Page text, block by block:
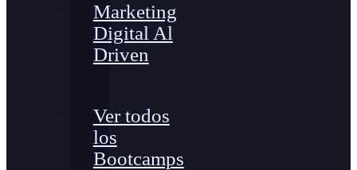
Marketing
Digital Al
Driven
Ver todos
los
Bootcamps